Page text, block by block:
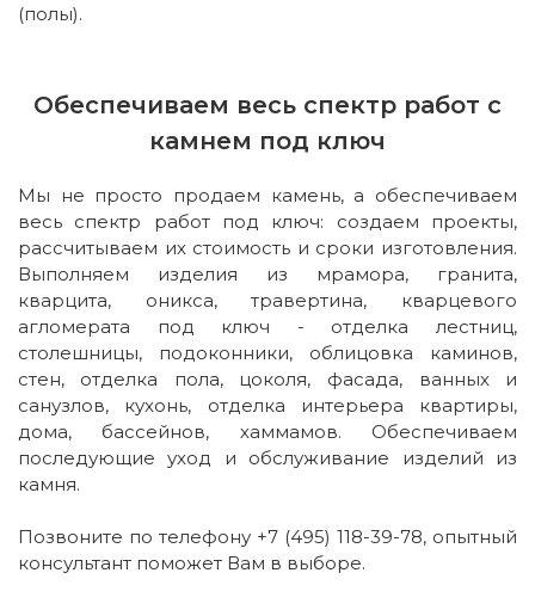
(полы).
Обеспечиваем весь спектр работ с
камнем под ключ
Мы не просто продаем камень, а обеспечиваем
весь спектр работ под ключ: создаем проекты,
рассчитываем их стоимость и сроки изготовления.
Выполняем изделия из мрамора, гранита,
кварцита, оникса, травертина, кварцевого
агломерата под ключ - отделка лестниц,
столешницы, подоконники, облицовка каминов,
стен, отделка пола, цоколя, фасада, ванных и
санузлов, кухонь, отделка интерьера квартиры,
дома, бассейнов, хаммамов. Обеспечиваем
последующие уход и обслуживание изделий из
камня.
Позвоните по телефону +7 (495) 118-39-78, опытный
консультант поможет Вам в выборе.